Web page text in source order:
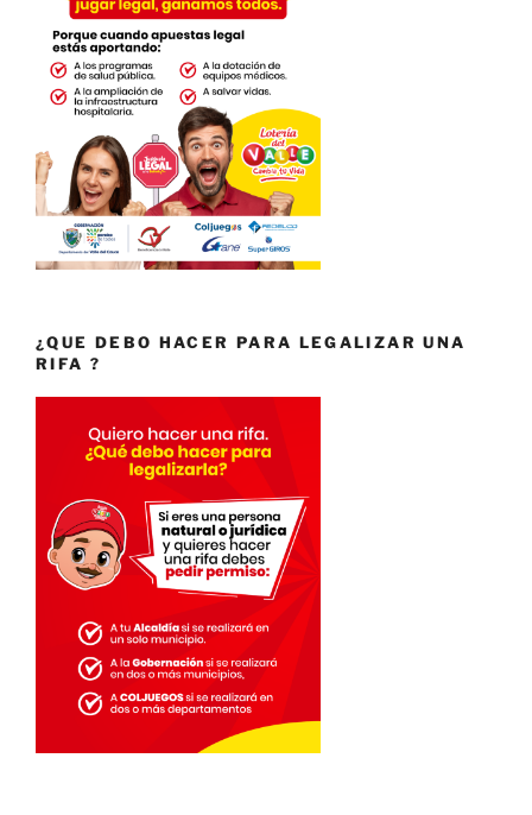
¿QUE DEBO HACER PARA LEGALIZAR UNA
RIFA ?